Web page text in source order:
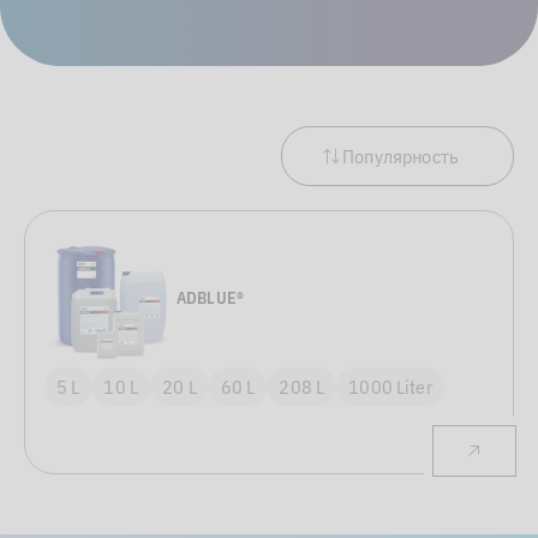
Популярность
ADBLUE®
5 L 10 L 20 L 60 L 208 L 1000 Liter